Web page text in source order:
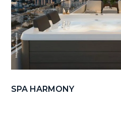
SPA HARMONY